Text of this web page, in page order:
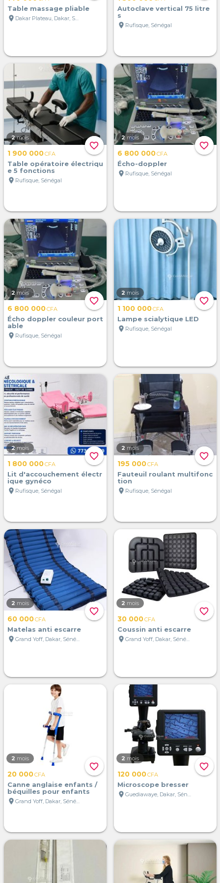
Table massage pliable
location_on
Dakar Plateau, Dakar, Sénégal
Autoclave vertical 75 litre
s
location_on Rufisque, Sénégal
favorite_border
2 mois
1 900 000CFA
Table opératoire électriqu
e 5 fonctions
location_on Rufisque, Sénégal
favorite_border
2 mois
6 800 000CFA
Écho-doppler
location_on Rufisque, Sénégal
favorite_border
2 mois
6 800 000CFA
Écho doppler couleur port
able
location_on Rufisque, Sénégal
favorite_border
2 mois
1 100 000CFA
Lampe scialytique LED
location_on Rufisque, Sénégal
favorite_border
2 mois
1 800 000CFA
Lit d'accouchement électr
ique gynéco
location_on Rufisque, Sénégal
favorite_border
2 mois
195 000CFA
Fauteuil roulant multifonc
tion
location_on Rufisque, Sénégal
favorite_border
2 mois
60 000CFA
Matelas anti escarre
location_on
Grand Yoff, Dakar, Sénégal
favorite_border
2 mois
30 000CFA
Coussin anti escarre
location_on
Grand Yoff, Dakar, Sénégal
favorite_border
2 mois
20 000CFA
Canne anglaise enfants /
béquilles pour enfants
location_on
Grand Yoff, Dakar, Sénégal
favorite_border
2 mois
120 000CFA
Microscope bresser
location_on
Guediawaye, Dakar, Sénégal